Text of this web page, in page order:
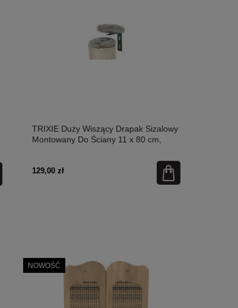
TRIXIE Duży Wiszący Drapak Sizalowy
Montowany Do Ściany 11 x 80 cm,
129,00 zł
NOWOŚĆ